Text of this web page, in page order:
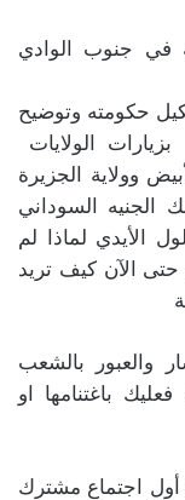
في جنوب الوادي
حكومته وتوضيح
الولايات
وولاية الجزيرة
الجنيه السوداني
الأيدي لماذا لم
الآن كيف تريد
والعبور بالشعب
باغتنامها او
أول اجتماع مشترك